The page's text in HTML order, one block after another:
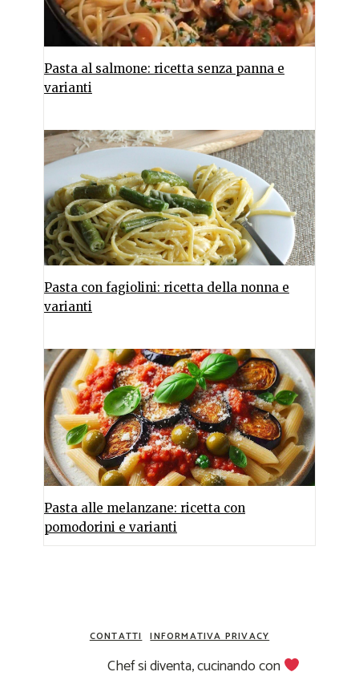
Pasta al salmone: ricetta senza panna e
varianti
Pasta con fagiolini: ricetta della nonna e
varianti
Pasta alle melanzane: ricetta con
pomodorini e varianti
CONTATTI INFORMATIVA PRIVACY
Chef si diventa, cucinando con